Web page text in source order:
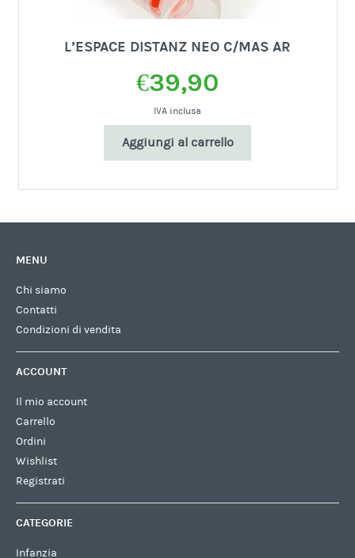
L’ESPACE DISTANZ NEO C/MAS AR
€39,90
IVA inclusa
Aggiungi al carrello
MENU
Chi siamo
Contatti
Condizioni di vendita
ACCOUNT
Il mio account
Carrello
Ordini
Wishlist
Registrati
CATEGORIE
Infanzia